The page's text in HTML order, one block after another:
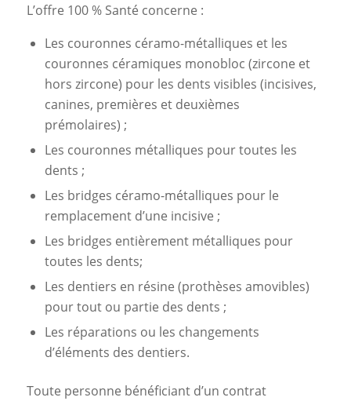
L’offre 100 % Santé concerne :
Les couronnes céramo-métalliques et les
couronnes céramiques monobloc (zircone et
hors zircone) pour les dents visibles (incisives,
canines, premières et deuxièmes
prémolaires) ;
Les couronnes métalliques pour toutes les
dents ;
Les bridges céramo-métalliques pour le
remplacement d’une incisive ;
Les bridges entièrement métalliques pour
toutes les dents;
Les dentiers en résine (prothèses amovibles)
pour tout ou partie des dents ;
Les réparations ou les changements
d’éléments des dentiers.
Toute personne bénéficiant d’un contrat